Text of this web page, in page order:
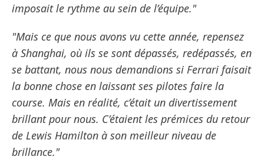
imposait le rythme au sein de l’équipe."
"Mais ce que nous avons vu cette année, repensez
à Shanghai, où ils se sont dépassés, redépassés, en
se battant, nous nous demandions si Ferrari faisait
la bonne chose en laissant ses pilotes faire la
course. Mais en réalité, c’était un divertissement
brillant pour nous. C’étaient les prémices du retour
de Lewis Hamilton à son meilleur niveau de
brillance."